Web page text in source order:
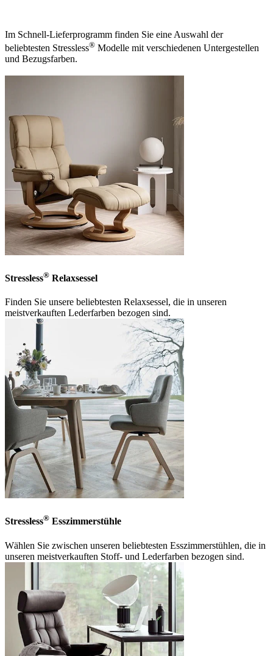
Im Schnell-Lieferprogramm finden Sie eine Auswahl der
beliebtesten Stressless® Modelle mit verschiedenen Untergestellen
und Bezugsfarben.
Stressless® Relaxsessel
Finden Sie unsere beliebtesten Relaxsessel, die in unseren
meistverkauften Lederfarben bezogen sind.
Stressless® Esszimmerstühle
Wählen Sie zwischen unseren beliebtesten Esszimmerstühlen, die in
unseren meistverkauften Stoff- und Lederfarben bezogen sind.